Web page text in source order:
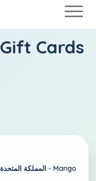
المملكة المتحدة Gift Cards
المملكة المتحدة - Mango